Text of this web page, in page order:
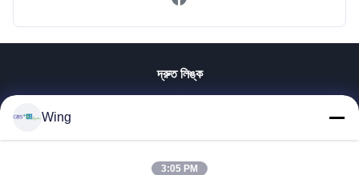
দ্রুত লিঙ্ক
ভিডিও
ভিআর শো
Wing
3:05 PM